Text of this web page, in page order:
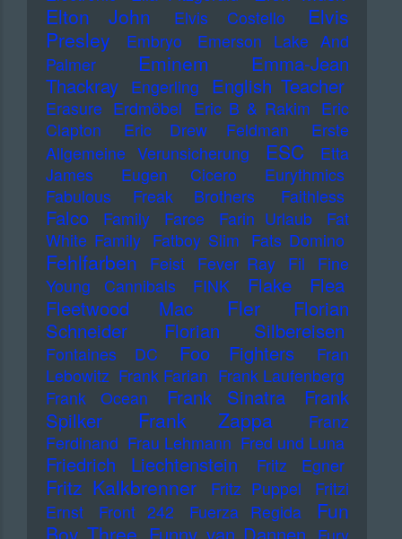
Elton John Elvis Costello
Elvis
Presley
Embryo
Emerson Lake And
Palmer
Eminem
Emma-Jean
Thackray
Engerling English Teacher
Erasure Erdmöbel Eric B & Rakim Eric
Clapton
Eric Drew Feldman
Erste
Allgemeine Verunsicherung
ESC
Etta
James
Eugen Cicero
Eurythmics
Fabulous Freak Brothers
Faithless
Falco Family Farce Farin Urlaub
Fat
White Family Fatboy Slim Fats Domino
Fehlfarben Feist Fever Ray Fil
Fine
Young Cannibals
FINK Flake
Flea
Fleetwood Mac
Fler
Florian
Schneider
Florian Silbereisen
Fontaines DC Foo Fighters
Fran
Lebowitz Frank Farian Frank Laufenberg
Frank Ocean
Frank Sinatra
Frank
Spilker
Frank Zappa
Franz
Ferdinand Frau Lehmann Fred und Luna
Friedrich Liechtenstein Fritz Egner
Fritz Kalkbrenner Fritz Puppel
Fritzi
Ernst
Front 242 Fuerza Regida
Fun